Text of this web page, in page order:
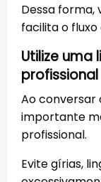
Dessa forma,
facilita o
Utilize uma
profissional
Ao conversar
importante
profissional.
Evite gírias,